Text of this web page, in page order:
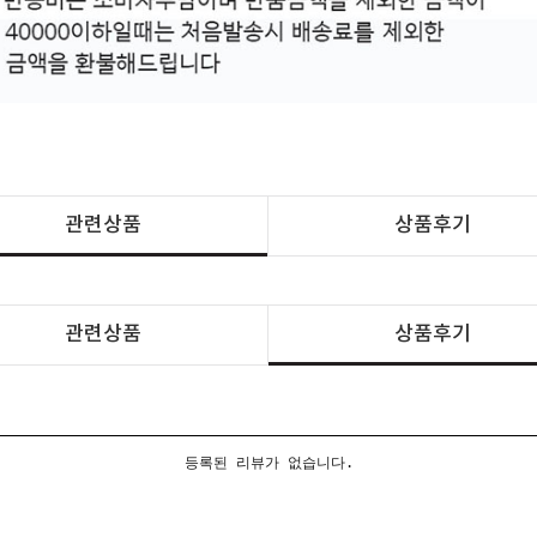
관련상품 상품후기
관련상품 상품후기
등록된 리뷰가 없습니다.